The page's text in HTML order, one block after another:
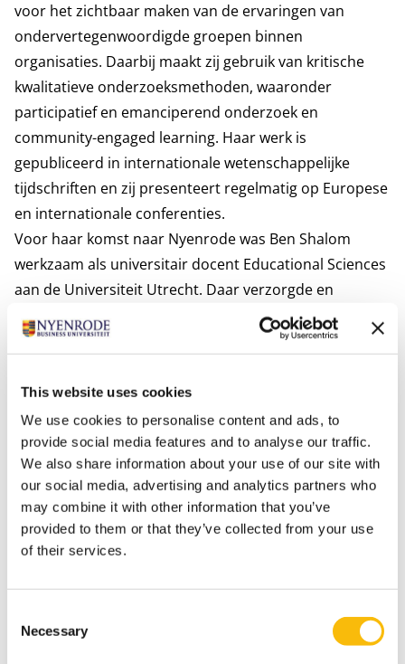
This website uses cookies
We use cookies to personalise content and ads, to
provide social media features and to analyse our traffic.
We also share information about your use of our site with
our social media, advertising and analytics partners who
may combine it with other information that you’ve
provided to them or that they’ve collected from your use
of their services.
Selection
Necessary
voor het zichtbaar maken van de ervaringen van
ondervertegenwoordigde groepen binnen
organisaties. Daarbij maakt zij gebruik van kritische
kwalitatieve onderzoeksmethoden, waaronder
participatief en emanciperend onderzoek en
community-engaged learning. Haar werk is
gepubliceerd in internationale wetenschappelijke
tijdschriften en zij presenteert regelmatig op Europese
en internationale conferenties.
Voor haar komst naar Nyenrode was Ben Shalom
werkzaam als universitair docent Educational Sciences
aan de Universiteit Utrecht. Daar verzorgde en
coördineerde zij bachelor- en mastervakken binnen
het domein Learning in Organizations, begeleidde zij
onderwijsinnovatie, met een specifieke focus op
community-engaged learning en transdisciplinair
leren. Eerder vervulde zij leidinggevende functies
binnen internationaal online hoger onderwijs, waar zij
multiculturele teams aanstuurde en werd
onderscheiden voor haar bijdrage aan onderwijs en
leren. In al haar rollen combineert zij onderzoek,
dat onderwijs inclusief, maatschappelijk betrokken en
In haar onderwijs stimuleert Ben Shalom studenten en